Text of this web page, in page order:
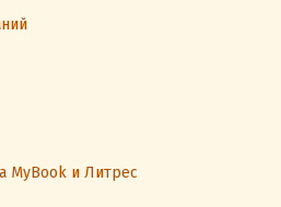
MyBook и Литрес